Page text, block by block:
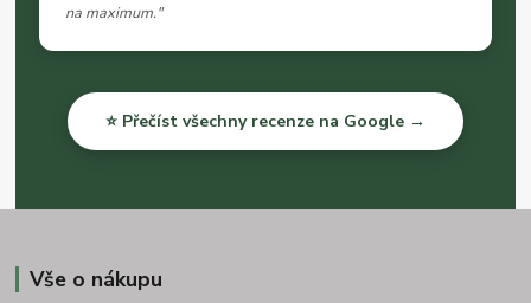
na maximum."
⭐ Přečíst všechny recenze na Google →
Vše o nákupu